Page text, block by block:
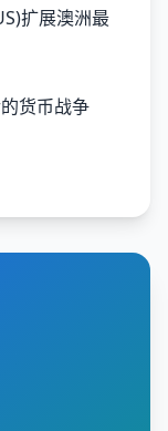
货币战争